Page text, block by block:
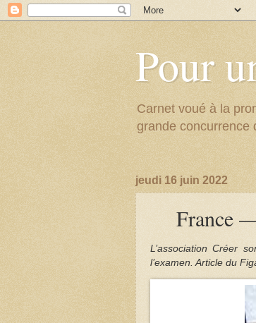
Pour
Carnet voué à la
grande concurrence
jeudi 16 juin 2022
France
L’association Créer
l’examen. Article du